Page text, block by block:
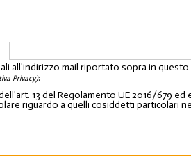
all'indirizzo mail riportato sopra in
Privacy):
13 del Regolamento UE 2016/679 ed
riguardo a quelli cosiddetti particolari